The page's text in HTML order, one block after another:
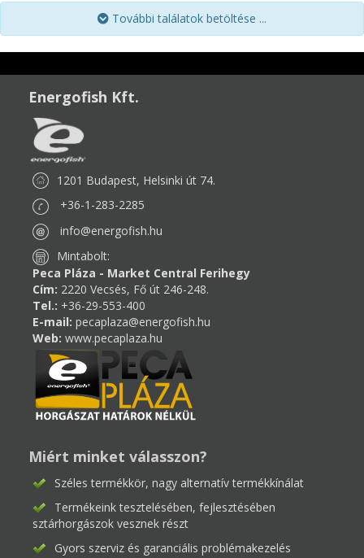
További találatok betöltése ...
Energofish Kft.
1201 Budapest, Helsinki út 74.
+36-1-283-2285
info@energofish.hu
Mintabolt:
Peca Pláza - Market Central Ferihegy
Cím: 2220 Vecsés, Fő út 246-248.
Tel.: +36-29-553-400
E-mail: pecaplaza@energofish.hu
Web: www.pecaplaza.hu
Miért minket válasszon?
Széles termékkör, nagy alternatív termékkínálat
Termékeink tesztelésében, fejlesztésében
sztárhorgászok vesznek részt
Gyors szerviz és garanciális problémakezelés